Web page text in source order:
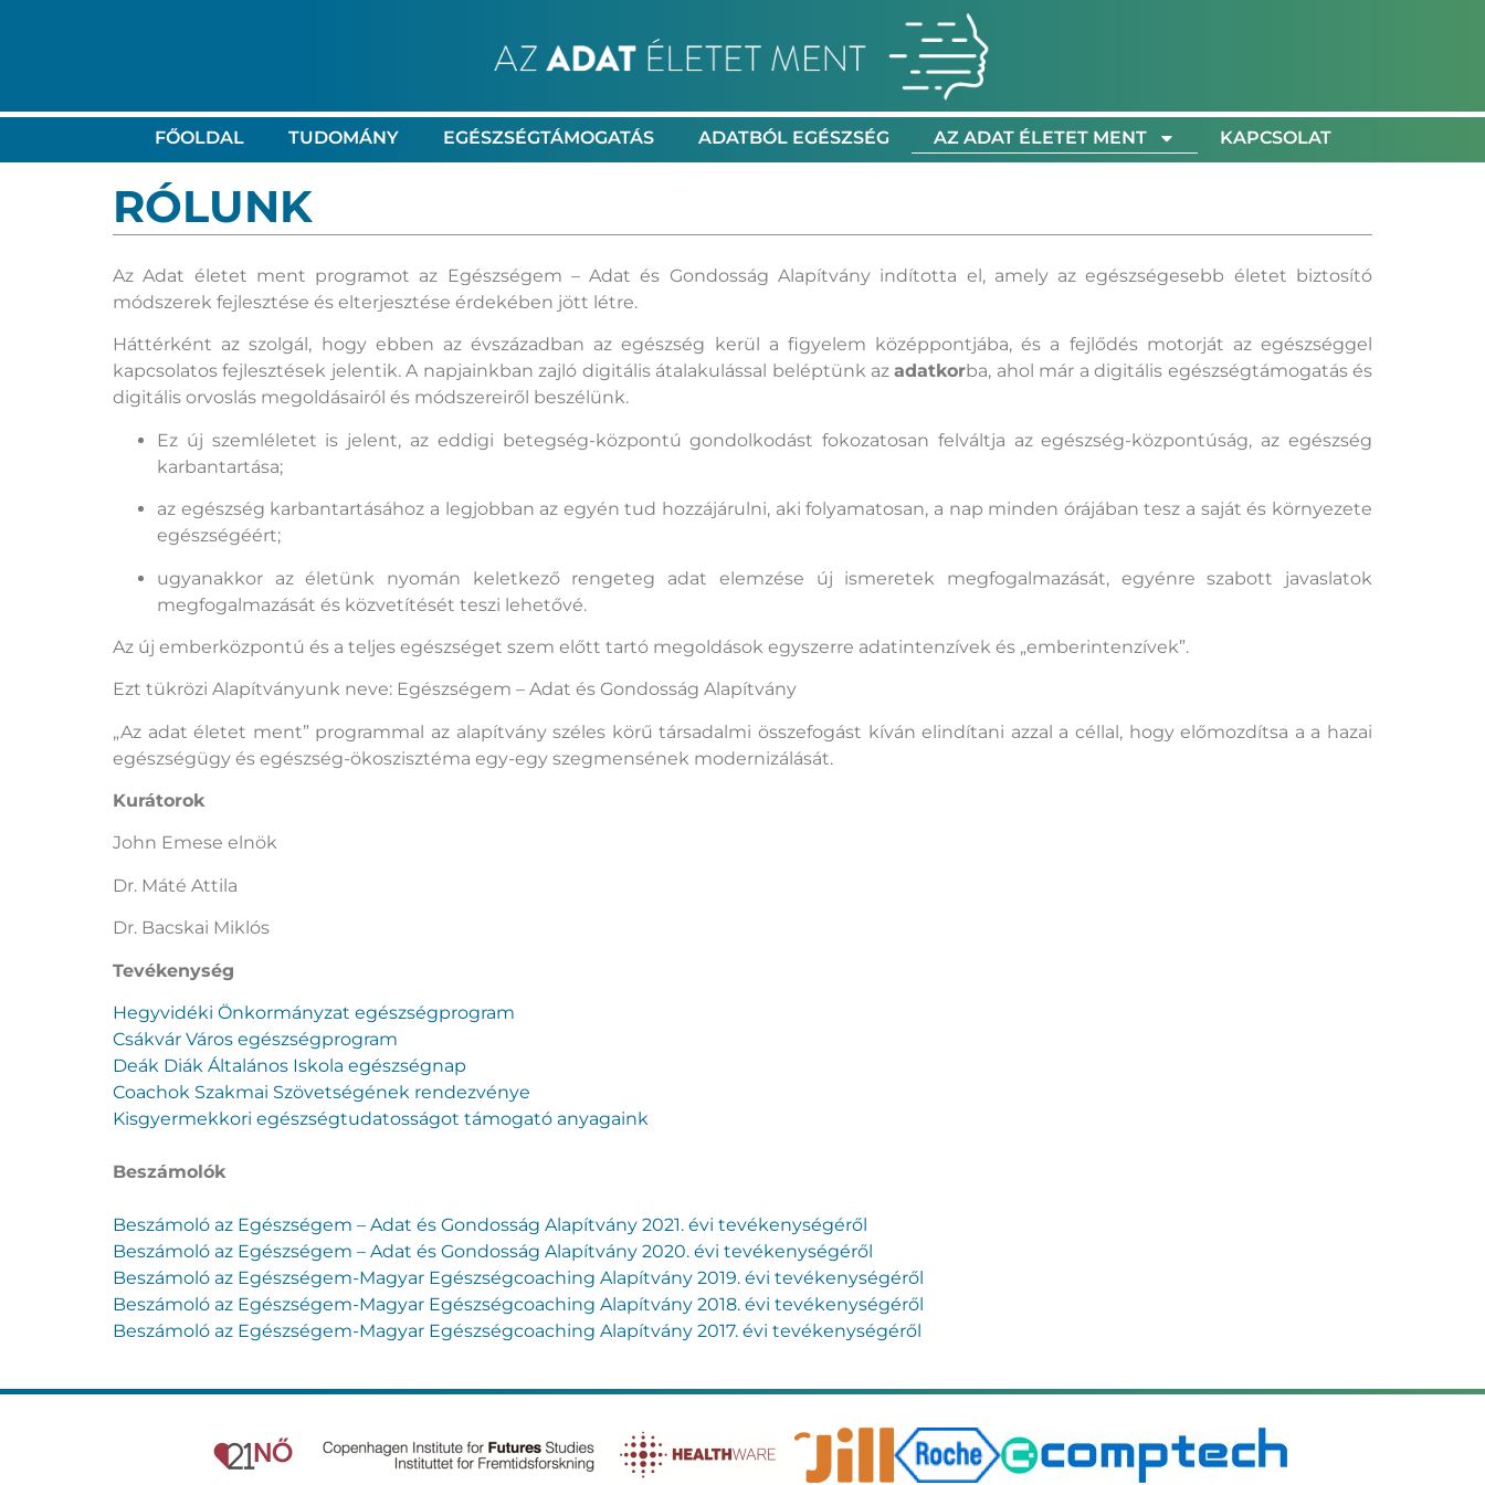
FŐOLDAL TUDOMÁNY EGÉSZSÉGTÁMOGATÁS ADATBÓL EGÉSZSÉG AZ ADAT ÉLETET MENT KAPCSOLAT
RÓLUNK
Az Adat életet ment programot az Egészségem – Adat és Gondosság Alapítvány indította el, amely az egészségesebb életet biztosító
módszerek fejlesztése és elterjesztése érdekében jött létre.
Háttérként az szolgál, hogy ebben az évszázadban az egészség kerül a figyelem középpontjába, és a fejlődés motorját az egészséggel
kapcsolatos fejlesztések jelentik. A napjainkban zajló digitális átalakulással beléptünk azadatkorba, ahol már a digitális egészségtámogatás és
digitális orvoslás megoldásairól és módszereiről beszélünk.
Ez új szemléletet is jelent, az eddigi betegség-központú gondolkodást fokozatosan felváltja az egészség-központúság, az egészség
karbantartása;
az egészség karbantartásához a legjobban az egyén tud hozzájárulni, aki folyamatosan, a nap minden órájában tesz a saját és környezete
egészségéért;
ugyanakkor az életünk nyomán keletkező rengeteg adat elemzése új ismeretek megfogalmazását, egyénre szabott javaslatok
megfogalmazását és közvetítését teszi lehetővé.
Az új emberközpontú és a teljes egészséget szem előtt tartó megoldások egyszerre adatintenzívek és „emberintenzívek”.
Ezt tükrözi Alapítványunk neve: Egészségem – Adat és Gondosság Alapítvány
„Az adat életet ment” programmal az alapítvány széles körű társadalmi összefogást kíván elindítani azzal a céllal, hogy előmozdítsa a a hazai
egészségügy és egészség-ökoszisztéma egy-egy szegmensének modernizálását.
Kurátorok
John Emese elnök
Dr. Máté Attila
Dr. Bacskai Miklós
Tevékenység
Hegyvidéki Önkormányzat egészségprogram
Csákvár Város egészségprogram
Deák Diák Általános Iskola egészségnap
Coachok Szakmai Szövetségének rendezvénye
Kisgyermekkori egészségtudatosságot támogató anyagaink
Beszámolók
Beszámoló az Egészségem – Adat és Gondosság Alapítvány 2021. évi tevékenységéről
Beszámoló az Egészségem – Adat és Gondosság Alapítvány 2020. évi tevékenységéről
Beszámoló az Egészségem-Magyar Egészségcoaching Alapítvány 2019. évi tevékenységéről
Beszámoló az Egészségem-Magyar Egészségcoaching Alapítvány 2018. évi tevékenységéről
Beszámoló az Egészségem-Magyar Egészségcoaching Alapítvány 2017. évi tevékenységéről